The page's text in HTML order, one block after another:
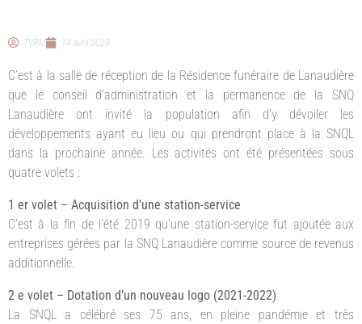
TVRM 14 avril 2023
C’est à la salle de réception de la Résidence funéraire de Lanaudière
que le conseil d’administration et la permanence de la SNQ
Lanaudière ont invité la population afin d’y dévoiler les
développements ayant eu lieu ou qui prendront place à la SNQL
dans la prochaine année. Les activités ont été présentées sous
quatre volets :
1 er volet – Acquisition d’une station-service
C’est à la fin de l’été 2019 qu’une station-service fut ajoutée aux
entreprises gérées par la SNQ Lanaudière comme source de revenus
additionnelle.
2 e volet – Dotation d’un nouveau logo (2021-2022)
La SNQL a célébré ses 75 ans, en pleine pandémie et très